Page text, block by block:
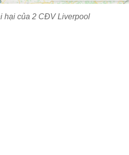
hại của 2 CĐV Liverpool